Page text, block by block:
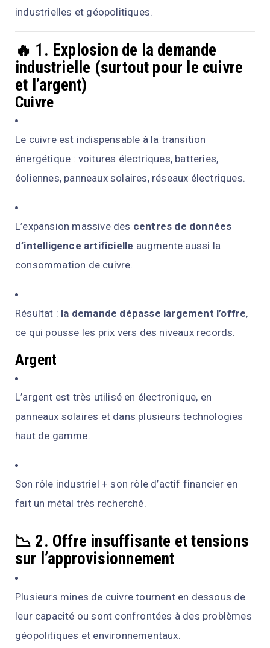
industrielles et géopolitiques.
🔥 1. Explosion de la demande
industrielle (surtout pour le cuivre
et l’argent)
Cuivre
Le cuivre est indispensable à la transition
énergétique : voitures électriques, batteries,
éoliennes, panneaux solaires, réseaux électriques.
L’expansion massive des centres de données
d’intelligence artificielle augmente aussi la
consommation de cuivre.
Résultat : la demande dépasse largement l’offre,
ce qui pousse les prix vers des niveaux records.
Argent
L’argent est très utilisé en électronique, en
panneaux solaires et dans plusieurs technologies
haut de gamme.
Son rôle industriel + son rôle d’actif financier en
fait un métal très recherché.
📉 2. Offre insuffisante et tensions
sur l’approvisionnement
Plusieurs mines de cuivre tournent en dessous de
leur capacité ou sont confrontées à des problèmes
géopolitiques et environnementaux.